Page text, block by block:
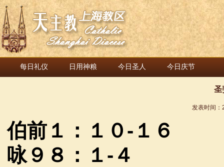
每日礼仪 日用神粮 今日圣人 今日庆节
圣
发表时间：
伯前１：１０- １６
咏９８：１- ４